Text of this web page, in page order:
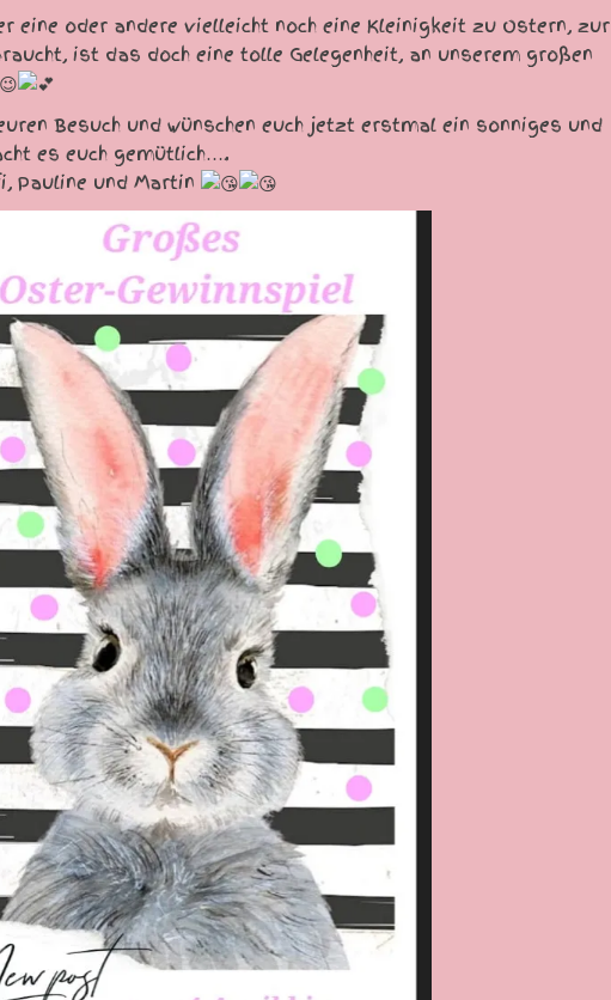
eine oder andere vielleicht noch eine Kleinigkeit zu Ostern, zur
ist das doch eine tolle Gelegenheit, an unserem großen
Besuch und wünschen euch jetzt erstmal ein sonniges und
es euch gemütlich….
Pauline und Martin